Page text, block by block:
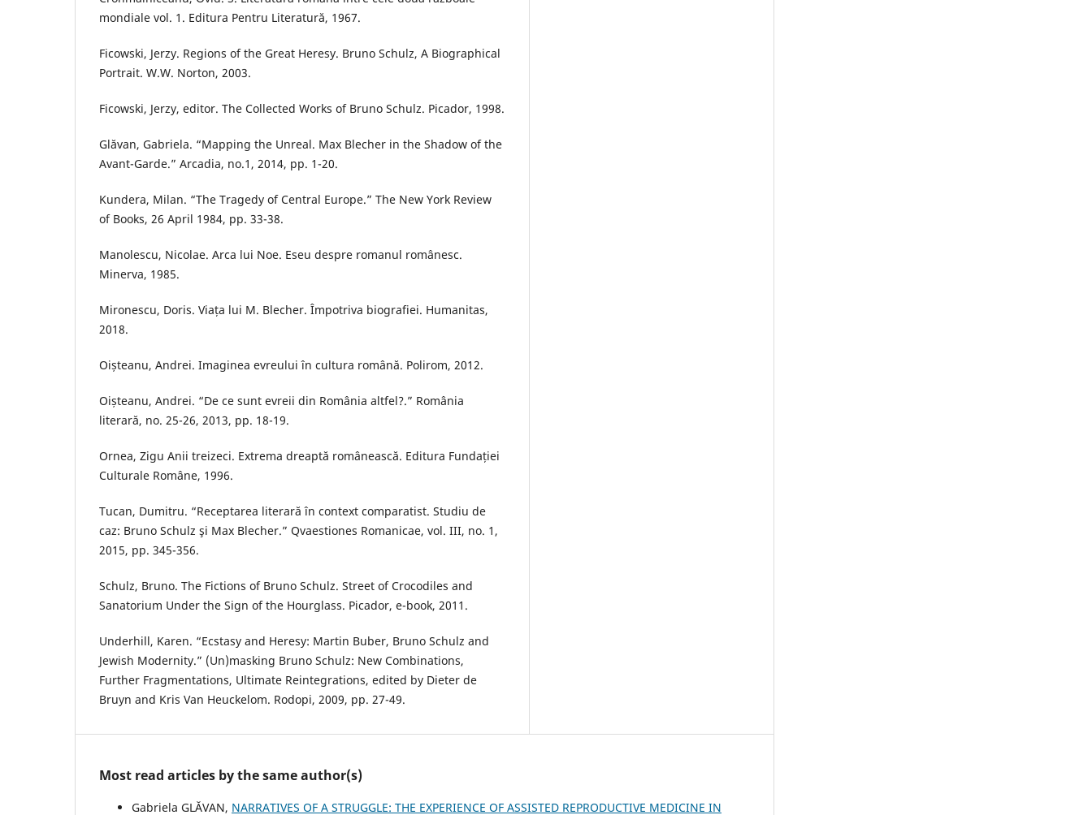
mondiale vol. 1. Editura Pentru Literatură, 1967.
Ficowski, Jerzy. Regions of the Great Heresy. Bruno Schulz, A Biographical
Portrait. W.W. Norton, 2003.
Ficowski, Jerzy, editor. The Collected Works of Bruno Schulz. Picador, 1998.
Glăvan, Gabriela. “Mapping the Unreal. Max Blecher in the Shadow of the
Avant-Garde.” Arcadia, no.1, 2014, pp. 1-20.
Kundera, Milan. “The Tragedy of Central Europe.” The New York Review
of Books, 26 April 1984, pp. 33-38.
Manolescu, Nicolae. Arca lui Noe. Eseu despre romanul românesc.
Minerva, 1985.
Mironescu, Doris. Viața lui M. Blecher. Împotriva biografiei. Humanitas,
2018.
Oișteanu, Andrei. Imaginea evreului în cultura română. Polirom, 2012.
Oișteanu, Andrei. “De ce sunt evreii din România altfel?.” România
literară, no. 25-26, 2013, pp. 18-19.
Ornea, Zigu Anii treizeci. Extrema dreaptă românească. Editura Fundației
Culturale Române, 1996.
Tucan, Dumitru. “Receptarea literară în context comparatist. Studiu de
caz: Bruno Schulz şi Max Blecher.” Qvaestiones Romanicae, vol. III, no. 1,
2015, pp. 345-356.
Schulz, Bruno. The Fictions of Bruno Schulz. Street of Crocodiles and
Sanatorium Under the Sign of the Hourglass. Picador, e-book, 2011.
Underhill, Karen. “Ecstasy and Heresy: Martin Buber, Bruno Schulz and
Jewish Modernity.” (Un)masking Bruno Schulz: New Combinations,
Further Fragmentations, Ultimate Reintegrations, edited by Dieter de
Bruyn and Kris Van Heuckelom. Rodopi, 2009, pp. 27-49.
Most read articles by the same author(s)
Gabriela GLĂVAN, NARRATIVES OF A STRUGGLE: THE EXPERIENCE OF ASSISTED REPRODUCTIVE MEDICINE IN